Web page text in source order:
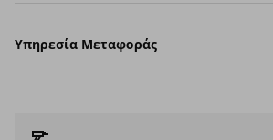
Υπηρεσία Μεταφοράς